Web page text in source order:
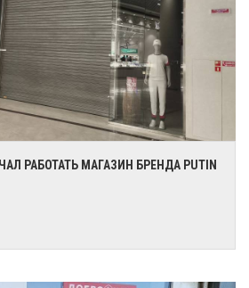
РАБОТАТЬ МАГАЗИН БРЕНДА PUTIN